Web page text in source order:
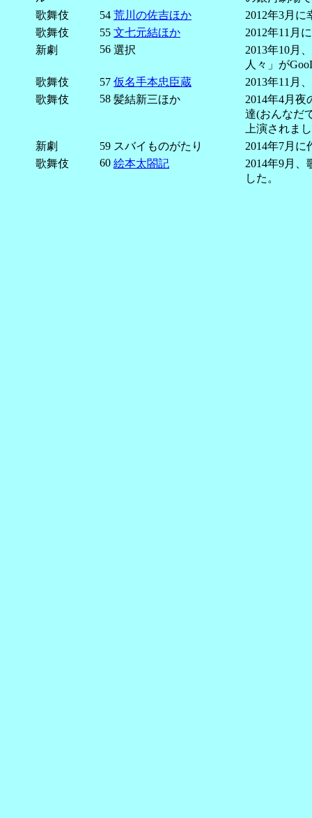
歌舞伎
54 荒川の佐吉ほか
2012年3月
歌舞伎
55 文七元結ほか
2012年11月
新劇
56 選択
2013年10月
人々」が
歌舞伎
57 仮名手本忠臣蔵
2013年11月
歌舞伎
58 髪結新三ほか
2014年4月
達(おんなだ
上演されま
新劇
59 スバイものがたり
2014年7月
歌舞伎
60 絵本太閤記
2014年9月
した。